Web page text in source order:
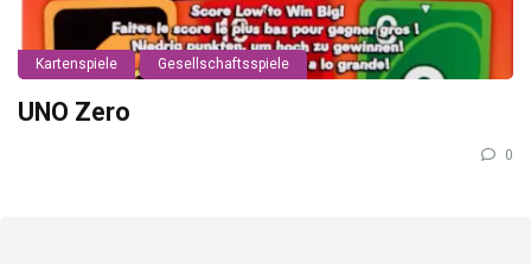
Kartenspiele Gesellschaftsspiele
UNO Zero
0